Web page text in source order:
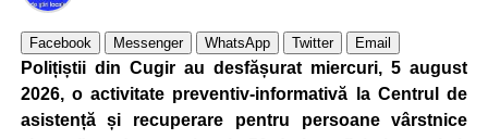
Facebook Messenger WhatsApp Twitter Email
Polițiștii din Cugir au desfășurat miercuri, 5 august
2026, o activitate preventiv-informativă la Centrul de
asistență și recuperare pentru persoane vârstnice